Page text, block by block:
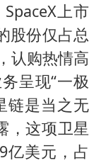
上市
股份仅占总
认购热情高
呈现“一极
链是当之无
，这项卫星
亿美元，占